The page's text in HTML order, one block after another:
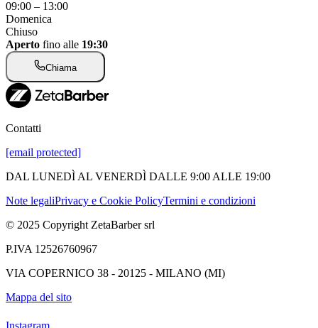
09:00 – 13:00
Domenica
Chiuso
Aperto fino alle 19:30
Chiama
Contatti
[email protected]
DAL LUNEDÌ AL VENERDÌ DALLE 9:00 ALLE 19:00
Note legaliPrivacy e Cookie PolicyTermini e condizioni
© 2025 Copyright ZetaBarber srl
P.IVA 12526760967
VIA COPERNICO 38 - 20125 - MILANO (MI)
Mappa del sito
Instagram